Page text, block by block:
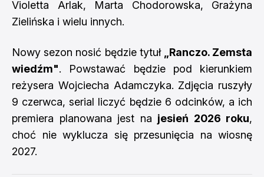
Violetta Arlak, Marta Chodorowska, Grażyna
Zielińska i wielu innych.
Nowy sezon nosić będzie tytuł
„Ranczo. Zemsta
wiedźm". Powstawać będzie pod kierunkiem
reżysera Wojciecha Adamczyka. Zdjęcia ruszyły
9 czerwca, serial liczyć będzie 6 odcinków, a ich
premiera planowana jest na jesień 2026 roku,
choć nie wyklucza się przesunięcia na wiosnę
2027.